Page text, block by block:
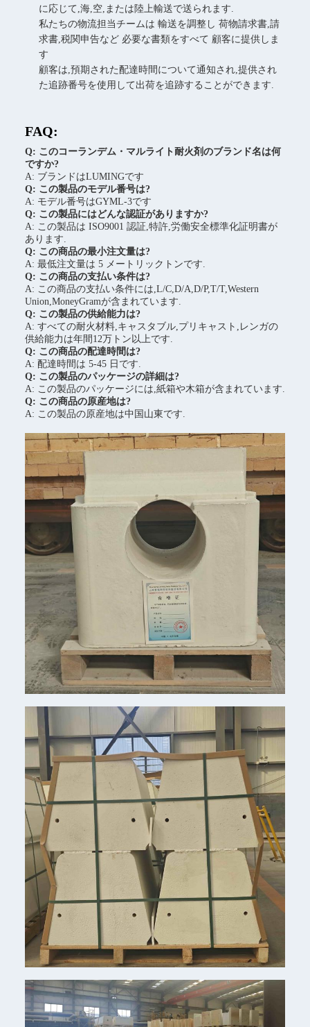
に応じて,海,空,または陸上輸送で送られます.
私たちの物流担当チームは 輸送を調整し 荷物請求書,請
求書,税関申告など 必要な書類をすべて 顧客に提供しま
す
顧客は,預期された配達時間について通知され,提供され
た追跡番号を使用して出荷を追跡することができます.
FAQ:
Q: このコーランデム・マルライト耐火剤のブランド名は何
ですか?
A: ブランドはLUMINGです
Q: この製品のモデル番号は?
A: モデル番号はGYML-3です
Q: この製品にはどんな認証がありますか?
A: この製品は ISO9001 認証,特許,労働安全標準化証明書が
あります.
Q: この商品の最小注文量は?
A: 最低注文量は 5 メートリックトンです.
Q: この商品の支払い条件は?
A: この商品の支払い条件には,L/C,D/A,D/P,T/T,Western
Union,MoneyGramが含まれています.
Q: この製品の供給能力は?
A: すべての耐火材料,キャスタブル,プリキャスト,レンガの
供給能力は年間12万トン以上です.
Q: この商品の配達時間は?
A: 配達時間は 5-45 日です.
Q: この製品のパッケージの詳細は?
A: この製品のパッケージには,紙箱や木箱が含まれています.
Q: この商品の原産地は?
A: この製品の原産地は中国山東です.